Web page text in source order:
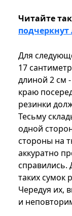
Читайте
Для
17
длиной 2 см
краю
резинки
Тесьму
одной
стороны на
аккуратно
справились.
таких сумок
Чередуя их,
и